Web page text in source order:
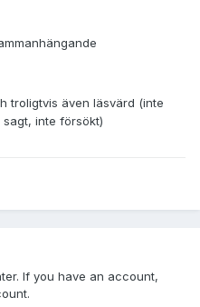
troligtvis även läsvärd (inte
inte försökt)
If you have an account,